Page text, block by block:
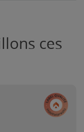
ces